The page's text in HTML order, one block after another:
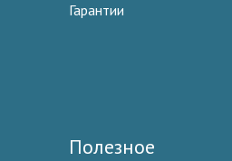
Гарантии
Полезное